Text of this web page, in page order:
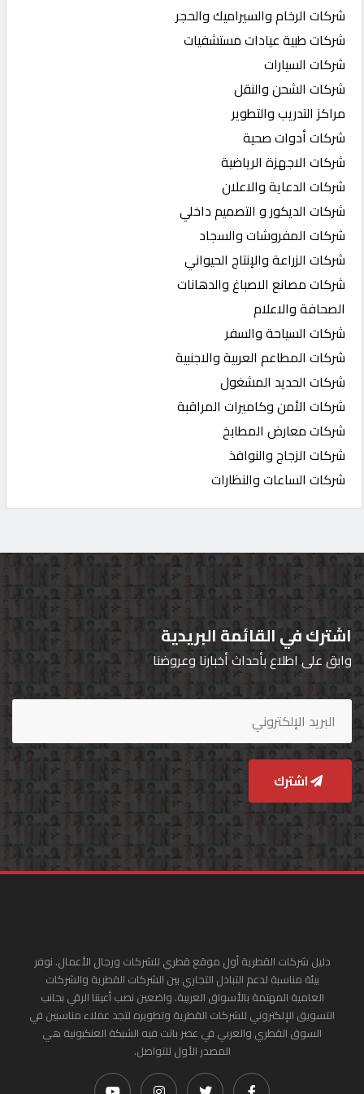
شركات الرخام والسيراميك والحجر
شركات طبية عيادات مستشفيات
شركات السيارات
شركات الشحن والنقل
مراكز التدريب والتطوير
شركات أدوات صحية
شركات الاجهزة الرياضية
شركات الدعاية والاعلان
شركات الديكور و التصميم داخلي
شركات المفروشات والسجاد
شركات الزراعة والإنتاج الحيواني
شركات مصانع الاصباغ والدهانات
الصحافة والاعلام
شركات السياحة والسفر
شركات المطاعم العربية والاجنبية
شركات الحديد المشغول
شركات الأمن وكاميرات المراقبة
شركات معارض المطابخ
شركات الزجاج والنوافذ
شركات الساعات والنظارات
اشترك في القائمة البريدية
وابق على اطلاع بأحداث أخبارنا وعروضنا
اشترك
دليل شركات القطرية أول موقع قطري للشركات ورجال الأعمال. نوفر
بيئة مناسبة لدعم التبادل التجاري بين الشركات القطرية والشركات
العامية المهتمة بالأسواق العربية. واضعين نصب أعيننا الرقي بجانب
التسويق الإلكتروني للشركات القطرية وتطويره لتجد عملاء مناسبين في
السوق القطري والعربي في عصر باتت فيه الشبكة العنكبونية هي
المصدر الأول للتواصل.